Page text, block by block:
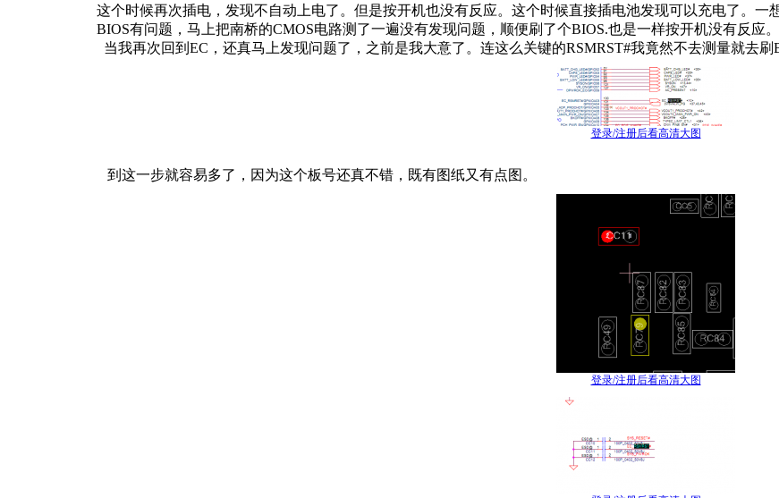
这个时候再次插电，发现不自动上电了。但是按开机也没有反应。这个时候直接插电池发现可以充电了。
BIOS有问题，马上把南桥的CMOS电路测了一遍没有发现问题，顺便刷了个BIOS.也是一样按开机没有反应
当我再次回到EC，还真马上发现问题了，之前是我大意了。连这么关键的RSMRST#我竟然不去测量就去
登录/注册后看高清大图
到这一步就容易多了，因为这个板号还真不错，既有图纸又有点图。
登录/注册后看高清大图